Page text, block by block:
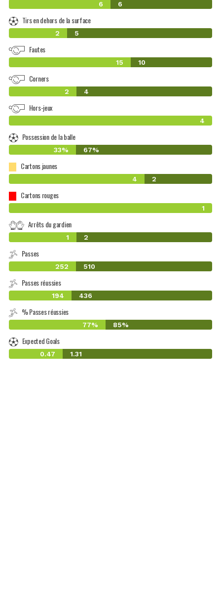
6 6
Tirs en dehors de la surface
2 5
Fautes
15 10
Corners
2 4
Hors-jeux
4
Possession de la balle
33% 67%
Cartons jaunes
4 2
Cartons rouges
1
Arrêts du gardien
1 2
Passes
252 510
Passes réussies
194 436
% Passes réussies
77% 85%
Expected Goals
0.47 1.31